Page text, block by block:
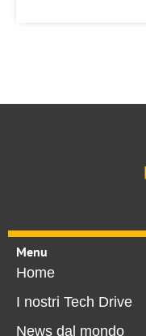
Menu
Home
I nostri Tech Drive
News dal mondo